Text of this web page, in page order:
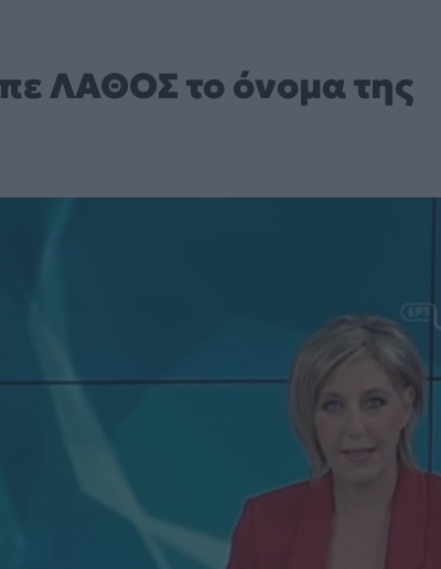
ΛΑΘΟΣ το όνομα της